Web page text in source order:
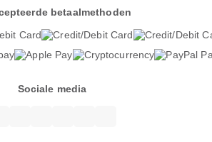
betaalmethoden
Sociale media